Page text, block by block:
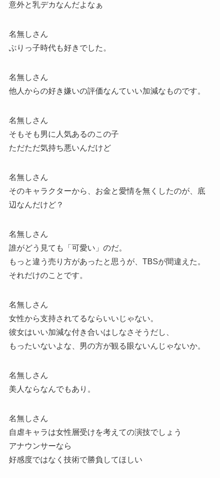
意外と乳デカなんだよなぁ
名無しさん
ぶりっ子時代も好きでした。
名無しさん
他人からの好き嫌いの評価なんていい加減なものです。
名無しさん
そもそも男に人気あるのこの子
ただただ気持ち悪いんだけど
名無しさん
そのキャラクターから、お金と愛情を無くしたのが、底
辺なんだけど？
名無しさん
誰がどう見ても「可愛い」のだ。
もっと違う売り方があったと思うが、TBSが間違えた。
それだけのことです。
名無しさん
女性から支持されてるならいいじゃない。
彼女はいい加減な付き合いはしなさそうだし、
もったいないよな、男の方が観る眼ないんじゃないか。
名無しさん
美人ならなんでもあり。
名無しさん
自虐キャラは女性層受けを考えての演技でしょう
アナウンサーなら
好感度ではなく技術で勝負してほしい